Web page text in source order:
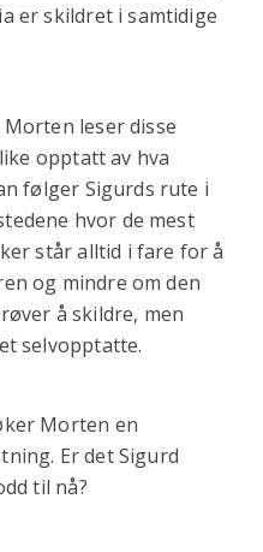
er skildret i samtidige
leser disse
opptatt av hva
følger Sigurds rute i
hvor de mest
står alltid i fare for å
og mindre om den
å skildre, men
selvopptatte.
Morten en
Er det Sigurd
til nå?